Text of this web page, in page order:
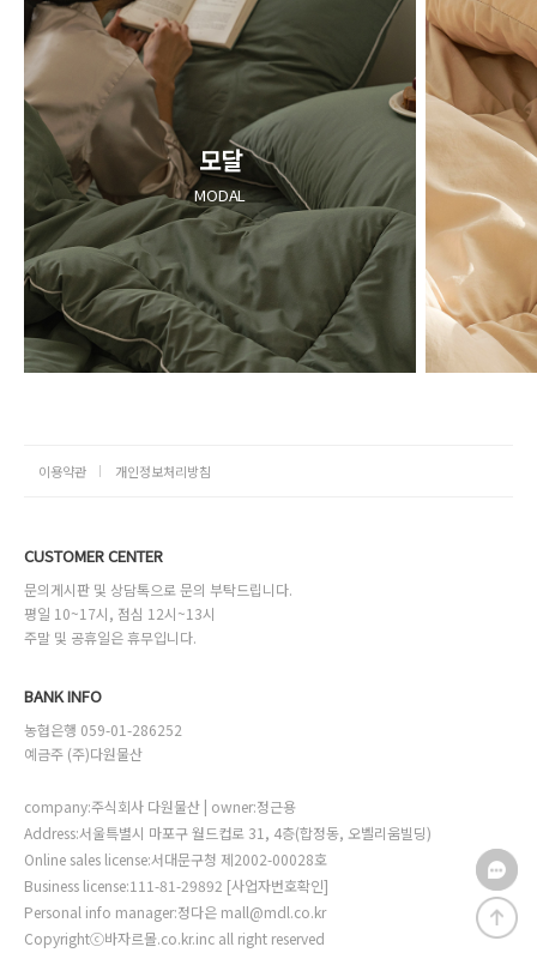
모달
MODAL
이용약관 개인정보처리방침
CUSTOMER CENTER
문의게시판 및 상담톡으로 문의 부탁드립니다.
평일 10~17시, 점심 12시~13시
주말 및 공휴일은 휴무입니다.
BANK INFO
농협은행 059-01-286252
예금주 (주)다원물산
company:주식회사 다원물산 | owner:정근용
Address:서울특별시 마포구 월드컵로 31, 4층(합정동, 오벨리움빌딩)
Online sales license:서대문구청 제2002-00028호
Business license:111-81-29892 [사업자번호확인]
Personal info manager:정다은 mall@mdl.co.kr
Copyrightⓒ바자르몰.co.kr.inc all right reserved